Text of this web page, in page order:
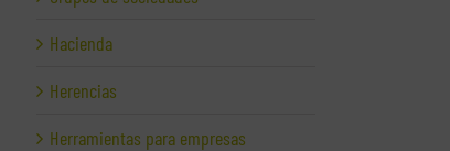
Hacienda
Herencias
Herramientas para empresas